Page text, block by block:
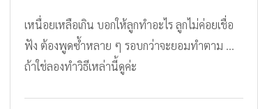
เหนื่อยเหลือเกิน บอกให้ลูกทำอะไร ลูกไม่ค่อยเชื่อ
ฟัง ต้องพูดซ้ำหลาย ๆ รอบกว่าจะยอมทำตาม ...
ถ้าใช่ลองทำวิธีเหล่านี้ดูค่ะ